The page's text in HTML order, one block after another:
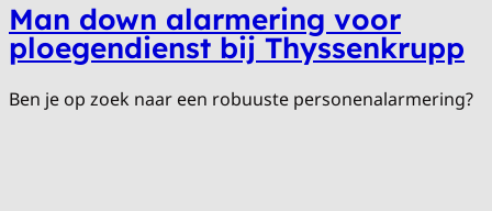
Man down alarmering voor
ploegendienst bij Thyssenkrupp
Ben je op zoek naar een robuuste personenalarmering?